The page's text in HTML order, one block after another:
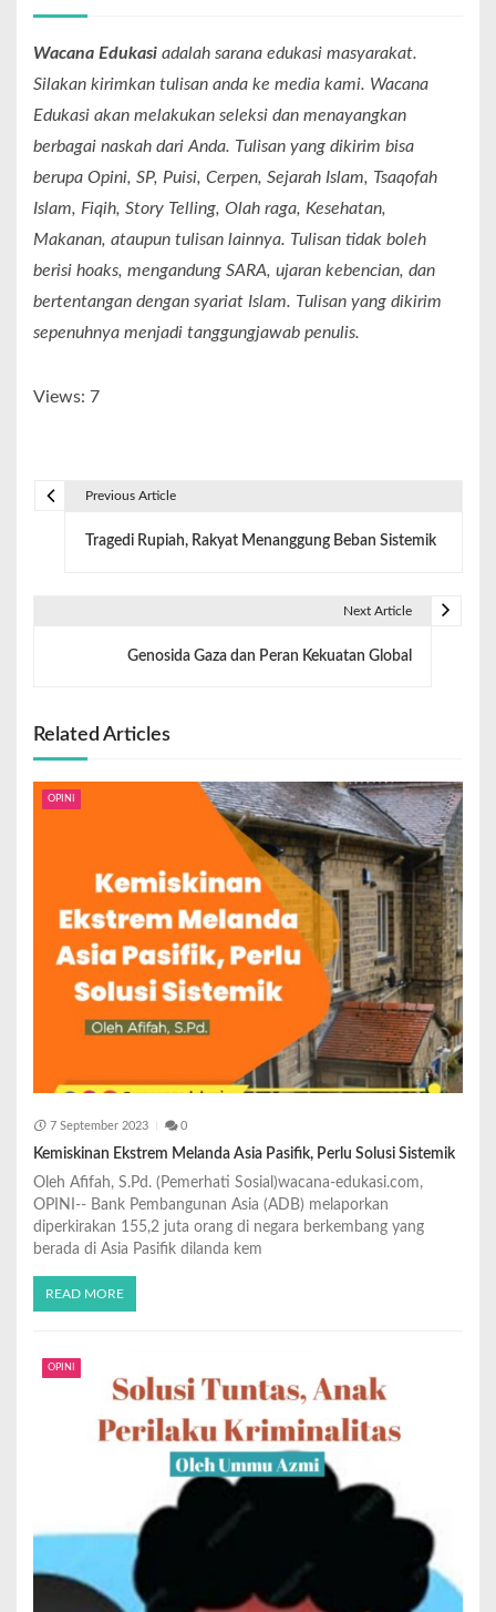
Wacana Edukasi adalah sarana edukasi masyarakat.
Silakan kirimkan tulisan anda ke media kami. Wacana
Edukasi akan melakukan seleksi dan menayangkan
berbagai naskah dari Anda. Tulisan yang dikirim bisa
berupa Opini, SP, Puisi, Cerpen, Sejarah Islam, Tsaqofah
Islam, Fiqih, Story Telling, Olah raga, Kesehatan,
Makanan, ataupun tulisan lainnya. Tulisan tidak boleh
berisi hoaks, mengandung SARA, ujaran kebencian, dan
bertentangan dengan syariat Islam. Tulisan yang dikirim
sepenuhnya menjadi tanggungjawab penulis.
Views: 7
Previous Article
Tragedi Rupiah, Rakyat Menanggung Beban Sistemik
Next Article
Genosida Gaza dan Peran Kekuatan Global
Related Articles
OPINI
7 September 2023 0
Kemiskinan Ekstrem Melanda Asia Pasifik, Perlu Solusi Sistemik
Oleh Afifah, S.Pd. (Pemerhati Sosial)wacana-edukasi.com,
OPINI-- Bank Pembangunan Asia (ADB) melaporkan
diperkirakan 155,2 juta orang di negara berkembang yang
berada di Asia Pasifik dilanda kem
READ MORE
OPINI